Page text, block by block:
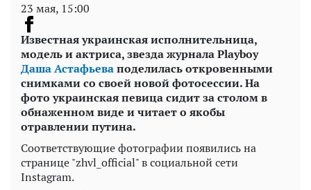
23 мая, 15:00
Известная украинская исполнительница,
модель и актриса, звезда журналаPlayboy
Даша Астафьеваподелилась откровенными
снимками со своей новой фотосессии. На
фото украинская певица сидит за столом в
обнаженном виде и читает о якобы
отравлении путина.
Соответствующие фотографии появились на
странице "zhvl_official" в социальной сети
Instagram.